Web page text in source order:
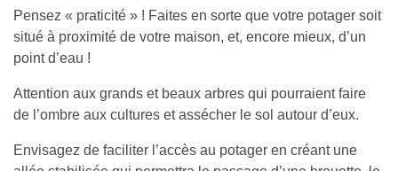
Pensez « praticité » ! Faites en sorte que votre potager soit
situé à proximité de votre maison, et, encore mieux, d’un
point d’eau !
Attention aux grands et beaux arbres qui pourraient faire
de l’ombre aux cultures et assécher le sol autour d’eux.
Envisagez de faciliter l’accès au potager en créant une